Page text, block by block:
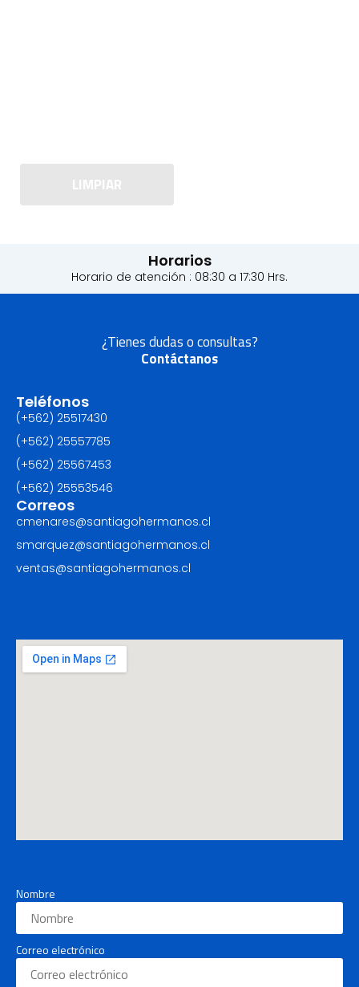
LIMPIAR
Horarios
Horario de atención : 08:30 a 17:30 Hrs.
¿Tienes dudas o consultas?
Contáctanos
Teléfonos
(+562) 25517430‬
(+562) 25557785
(+562) 25567453‬
(+562) ‪25553546
Correos
cmenares@santiagohermanos.cl
smarquez@santiagohermanos.cl
ventas@santiagohermanos.cl
Nombre
Correo electrónico